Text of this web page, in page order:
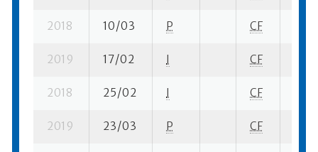
2018 10/03 P CF
2019 17/02 I CF
2018 25/02 I CF
2019 23/03 P CF